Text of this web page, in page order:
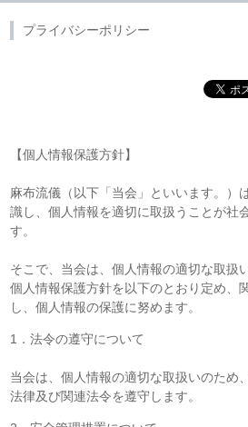
プライバシーポリシー
【個人情報保護方針】
麻布流儀（以下「当会」といいます。）
識し、個人情報を適切に取扱うことが社
す。
そこで、当会は、個人情報の適切な取扱
個人情報保護方針を以下のとおり定め、
し、個人情報の保護に努めます。
1．法令の遵守について
当会は、個人情報の適切な取扱いのため
法律及び関連法令を遵守します。